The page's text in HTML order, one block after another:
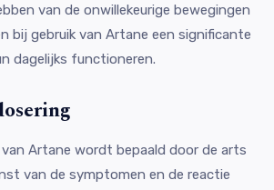
van de onwillekeurige bewegingen
bij gebruik van Artane een significante
dagelijks functioneren.
Artane wordt bepaald door de arts
van de symptomen en de reactie